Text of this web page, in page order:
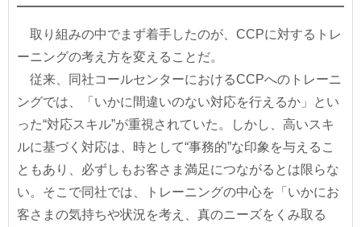
取り組みの中でまず着手したのが、CCPに対するトレ
ーニングの考え方を変えることだ。
従来、同社コールセンターにおけるCCPへのトレーニ
ングでは、「いかに間違いのない対応を行えるか」とい
った“対応スキル”が重視されていた。しかし、高いスキ
ルに基づく対応は、時として“事務的”な印象を与えるこ
ともあり、必ずしもお客さま満足につながるとは限らな
い。そこで同社では、トレーニングの中心を「いかにお
客さまの気持ちや状況を考え、真のニーズをくみ取る